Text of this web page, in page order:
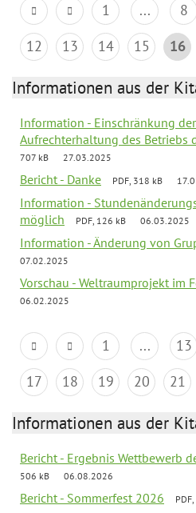
1 ... 8
12
13 14 15 16
Informationen aus der
Information - Einschränkung
Aufrechterhaltung des Betriebs
707 kB
27.03.2025
Bericht - Danke PDF, 318 kB
Information -
möglich
PDF, 126 kB 06.03.2025
Information - Änderung von
07.02.2025
Vorschau - Weltraumprojekt im
06.02.2025
1 ... 13
17
18 19 20 21
Informationen aus der
Bericht - Ergebnis Wettbewerb
506 kB
06.08.2026
Bericht - Sommerfest 2026